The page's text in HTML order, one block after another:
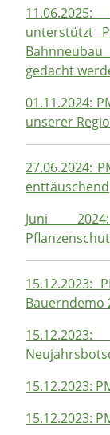
unterstützt
gedacht
01.11.2024:
unserer
27.06.2024:
enttäuschend
Juni
15.12.2023:
Bauerndemo
15.12.2023:
15.12.2023: